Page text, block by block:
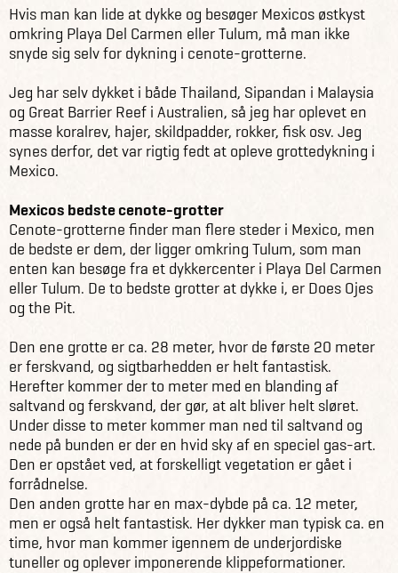
Hvis man kan lide at dykke og besøger Mexicos østkyst
omkring Playa Del Carmen eller Tulum, må man ikke
snyde sig selv for dykning i cenote-grotterne.
Jeg har selv dykket i både Thailand, Sipandan i Malaysia
og Great Barrier Reef i Australien, så jeg har oplevet en
masse koralrev, hajer, skildpadder, rokker, fisk osv. Jeg
synes derfor, det var rigtig fedt at opleve grottedykning i
Mexico.
Mexicos bedste cenote-grotter
Cenote-grotterne finder man flere steder i Mexico, men
de bedste er dem, der ligger omkring Tulum, som man
enten kan besøge fra et dykkercenter i Playa Del Carmen
eller Tulum. De to bedste grotter at dykke i, er Does Ojes
og the Pit.
Den ene grotte er ca. 28 meter, hvor de første 20 meter
er ferskvand, og sigtbarhedden er helt fantastisk.
Herefter kommer der to meter med en blanding af
saltvand og ferskvand, der gør, at alt bliver helt sløret.
Under disse to meter kommer man ned til saltvand og
nede på bunden er der en hvid sky af en speciel gas-art.
Den er opstået ved, at forskelligt vegetation er gået i
forrådnelse.
Den anden grotte har en max-dybde på ca. 12 meter,
men er også helt fantastisk. Her dykker man typisk ca. en
time, hvor man kommer igennem de underjordiske
tuneller og oplever imponerende klippeformationer.